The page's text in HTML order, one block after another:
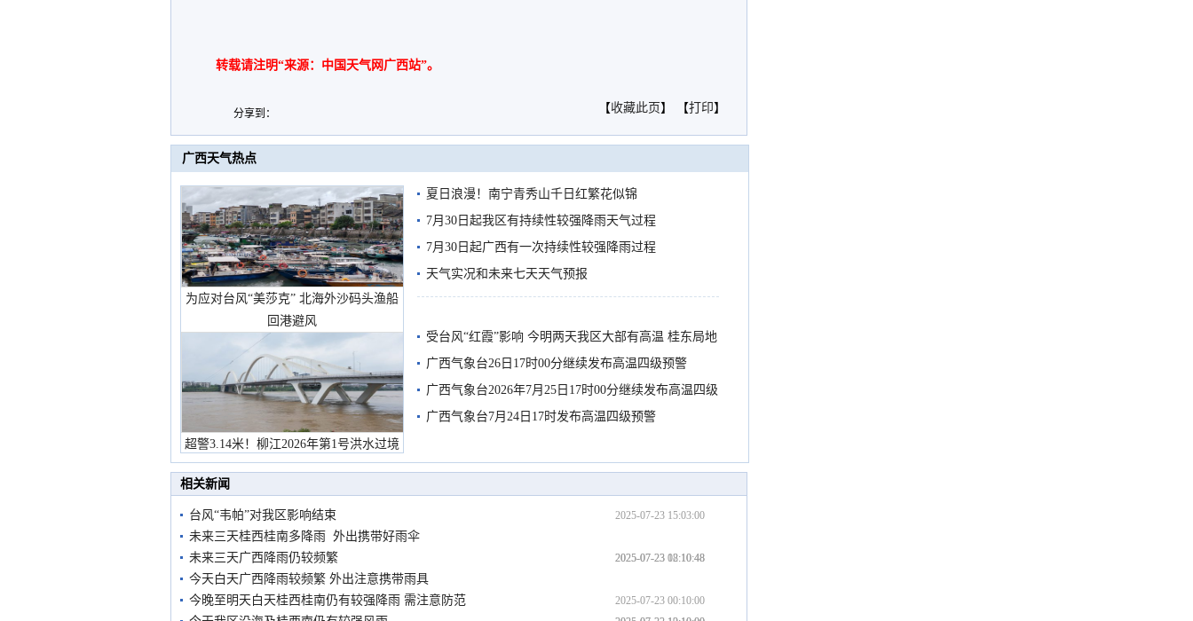
转载请注明“来源：中国天气网广西站”。
分享到： 【收藏此页 】 【打印】
广西天气热点
为应对台风“美莎克” 北海外沙码头渔船
回港避风
超警3.14米！柳江2026年第1号洪水过境
市民在堤岸见证汛况
夏日浪漫！南宁青秀山千日红繁花似锦
7月30日起我区有持续性较强降雨天气过程
7月30日起广西有一次持续性较强降雨过程
天气实况和未来七天天气预报
受台风“红霞”影响 今明两天我区大部有高温 桂东局地
有较强降雨
广西气象台26日17时00分继续发布高温四级预警
广西气象台2026年7月25日17时00分继续发布高温四级
预警
广西气象台7月24日17时发布高温四级预警
相关新闻
台风“韦帕”对我区影响结束 2025-07-23 15:03:00
未来三天桂西桂南多降雨 外出携带好雨伞
2025-07-23 12:10:48
未来三天广西降雨仍较频繁 2025-07-23 08:10:48
今天白天广西降雨较频繁 外出注意携带雨具
2025-07-23 00:10:00
今晚至明天白天桂西桂南仍有较强降雨 需注意防范